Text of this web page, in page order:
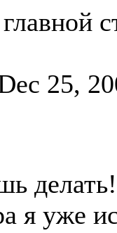
25,
делать!
я уже